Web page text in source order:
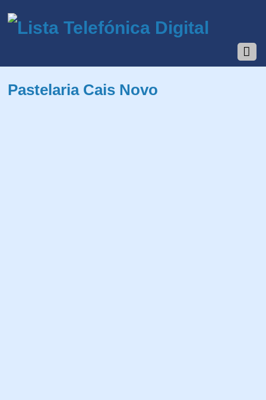
Pastelaria Cais Novo